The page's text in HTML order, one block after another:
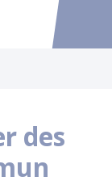
Accéder
des